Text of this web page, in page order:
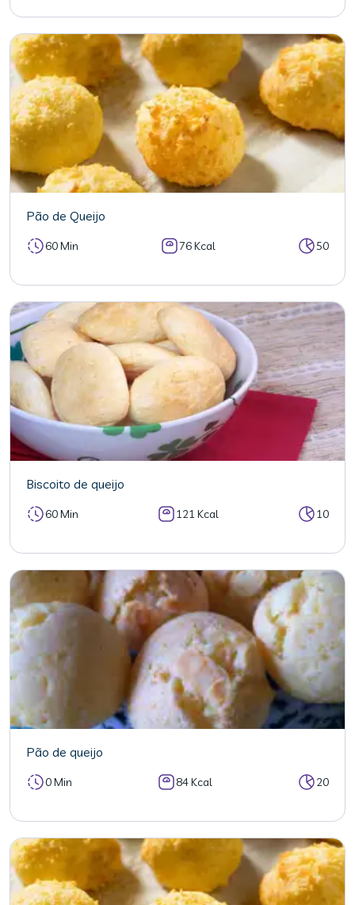
Pão de Queijo
60 Min 76 Kcal 50
Biscoito de queijo
60 Min 121 Kcal 10
Pão de queijo
0 Min 84 Kcal 20